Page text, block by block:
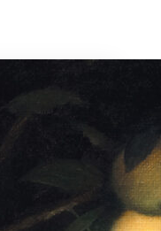
sans fin,
résistantes
des
les…